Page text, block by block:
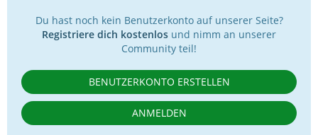
Du hast noch kein Benutzerkonto auf unserer Seite?
Registriere dich kostenlos und nimm an unserer
Community teil!
BENUTZERKONTO ERSTELLEN
ANMELDEN